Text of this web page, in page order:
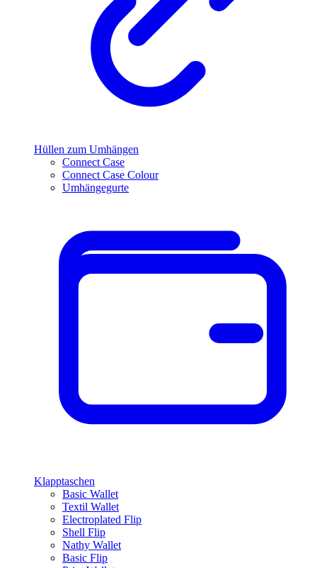
Hüllen zum Umhängen
Connect Case
Connect Case Colour
Umhängegurte
Klapptaschen
Basic Wallet
Textil Wallet
Electroplated Flip
Shell Flip
Nathy Wallet
Basic Flip